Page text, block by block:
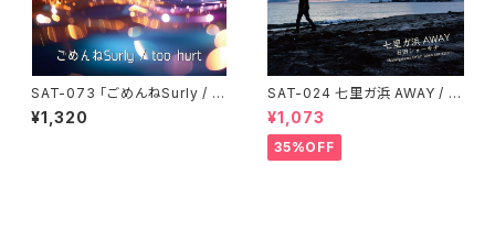
SAT-073 「ごめんねSurly / to
o hurt」石田ショーキチ
¥1,320
SAT-024 七里ガ浜 AWAY / 石
田ショーキチ
¥1,073
35%OFF